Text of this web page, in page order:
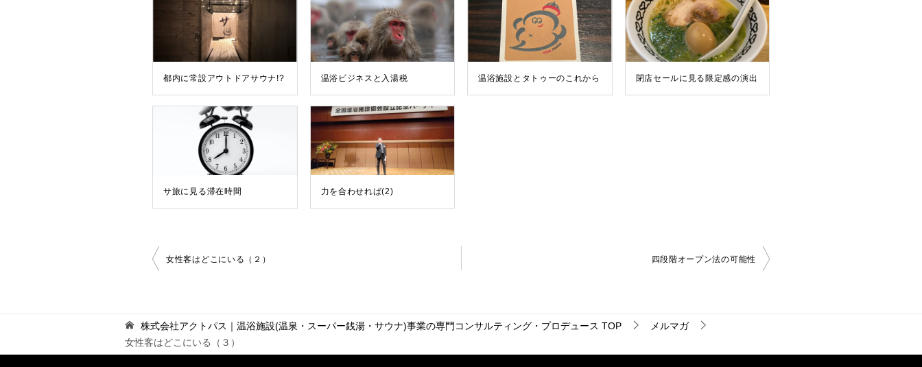
都内に常設アウトドアサウナ!? 温浴ビジネスと入湯税 温浴施設とタトゥーのこれから 閉店セールに見る限定感の演出
サ旅に見る滞在時間 力を合わせれば(2)
投
稿
ゲ
ー
シ
女性客はどこにいる（２） 四段階オープン法の可能性
株式会社アクトパス｜温浴施設(温泉・スーパー銭湯・サウナ)事業の専門コンサルティング・プロデュース TOP
メルマガ
女性客はどこにいる（３）